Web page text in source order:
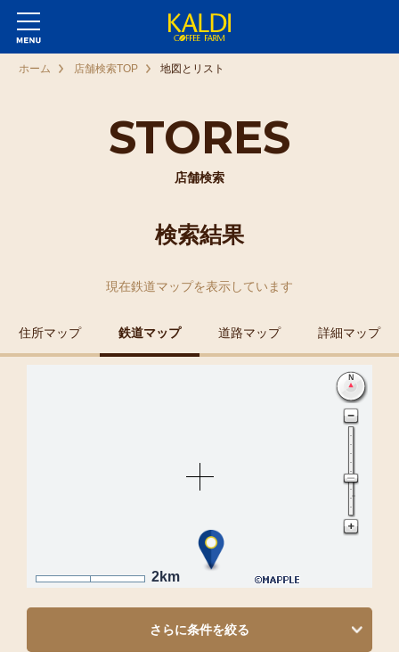
STORES
店舗検索
ホーム 店舗検索TOP 地図とリスト
検索結果
現在鉄道マップを表示しています
住所マップ 鉄道マップ 道路マップ 詳細マップ
2km
さらに条件を絞る